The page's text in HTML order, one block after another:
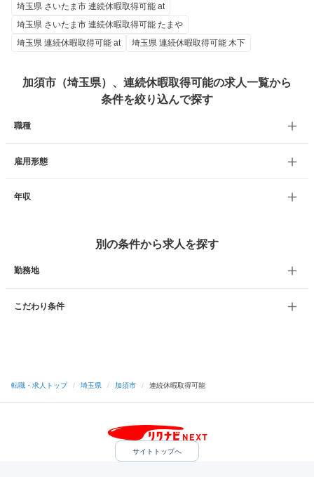
埼玉県 さいたま市 連続休暇取得可能 at
埼玉県 さいたま市 連続休暇取得可能 たまや
埼玉県 連続休暇取得可能 at
埼玉県 連続休暇取得可能 木下
加須市（埼玉県）、連続休暇取得可能の求人一覧から
条件を絞り込んで探す
職種
雇用形態
年収
別の条件から求人を探す
勤務地
こだわり条件
転職・求人トップ / 埼玉県 / 加須市 / 連続休暇取得可能
サイトトップへ